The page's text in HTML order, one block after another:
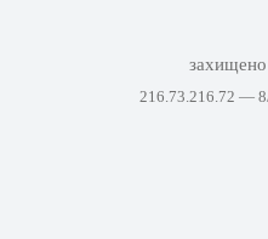
захищено
216.73.216.72 —